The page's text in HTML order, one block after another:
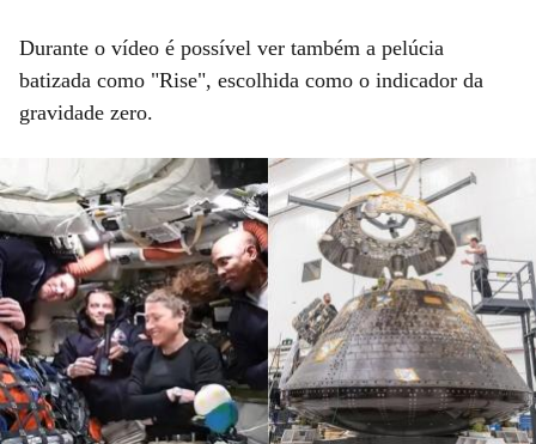
Durante o vídeo é possível ver também a pelúcia
batizada como "Rise", escolhida como o indicador da
gravidade zero.